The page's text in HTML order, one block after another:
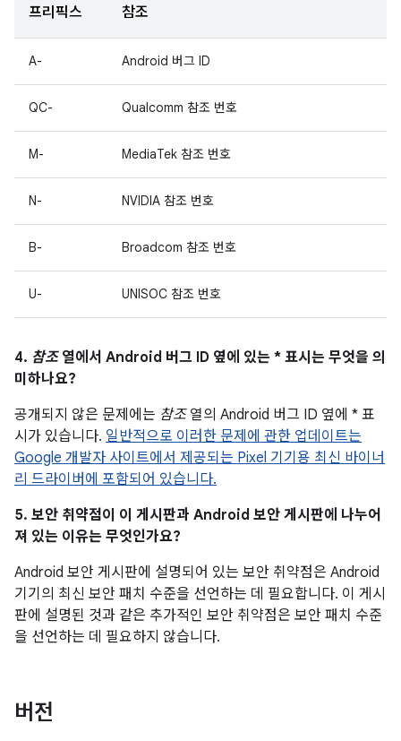
프리픽스 참조
A- Android 버그 ID
QC- Qualcomm 참조 번호
M- MediaTek 참조 번호
N- NVIDIA 참조 번호
B- Broadcom 참조 번호
U- UNISOC 참조 번호
4. 참조열에서 Android 버그 ID 옆에 있는 * 표시는 무엇을 의
미하나요?
공개되지 않은 문제에는 참조열의 Android 버그 ID 옆에 * 표
시가 있습니다. 일반적으로 이러한 문제에 관한 업데이트는
Google 개발자 사이트에서 제공되는 Pixel 기기용 최신 바이너
리 드라이버에 포함되어 있습니다.
5. 보안 취약점이 이 게시판과 Android 보안 게시판에 나누어
져 있는 이유는 무엇인가요?
Android 보안 게시판에 설명되어 있는 보안 취약점은 Android
기기의 최신 보안 패치 수준을 선언하는 데 필요합니다. 이 게시
판에 설명된 것과 같은 추가적인 보안 취약점은 보안 패치 수준
을 선언하는 데 필요하지 않습니다.
버전